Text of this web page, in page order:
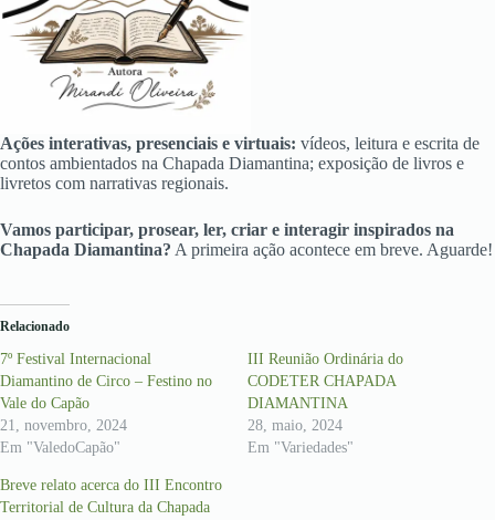
Ações interativas, presenciais e virtuais: vídeos, leitura e escrita de
contos ambientados na Chapada Diamantina; exposição de livros e
livretos com narrativas regionais.
Vamos participar, prosear, ler, criar e interagir inspirados na
Chapada Diamantina? A primeira ação acontece em breve. Aguarde!
Relacionado
7º Festival Internacional
Diamantino de Circo – Festino no
Vale do Capão
21, novembro, 2024
Em "ValedoCapão"
III Reunião Ordinária do
CODETER CHAPADA
DIAMANTINA
28, maio, 2024
Em "Variedades"
Breve relato acerca do III Encontro
Territorial de Cultura da Chapada